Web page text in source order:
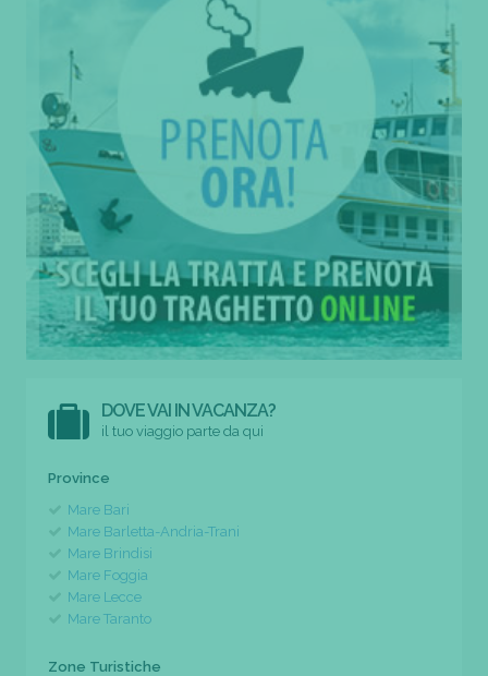
DOVE VAI IN VACANZA?
il tuo viaggio parte da qui
Province
Mare Bari
Mare Barletta-Andria-Trani
Mare Brindisi
Mare Foggia
Mare Lecce
Mare Taranto
Zone Turistiche